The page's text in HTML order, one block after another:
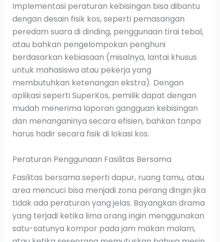
Implementasi peraturan kebisingan bisa dibantu
dengan desain fisik kos, seperti pemasangan
peredam suara di dinding, penggunaan tirai tebal,
atau bahkan pengelompokan penghuni
berdasarkan kebiasaan (misalnya, lantai khusus
untuk mahasiswa atau pekerja yang
membutuhkan ketenangan ekstra). Dengan
aplikasi seperti SuperKos, pemilik dapat dengan
mudah menerima laporan gangguan kebisingan
dan menanganinya secara efisien, bahkan tanpa
harus hadir secara fisik di lokasi kos.
Peraturan Penggunaan Fasilitas Bersama
Fasilitas bersama seperti dapur, ruang tamu, atau
area mencuci bisa menjadi zona perang dingin jika
tidak ada peraturan yang jelas. Bayangkan drama
yang terjadi ketika lima orang ingin menggunakan
satu-satunya kompor pada jam makan malam,